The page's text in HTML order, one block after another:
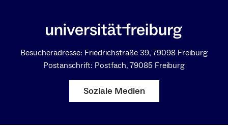
Besucheradresse: Friedrichstraße 39, 79098 Freiburg
Postanschrift: Postfach, 79085 Freiburg
Soziale Medien